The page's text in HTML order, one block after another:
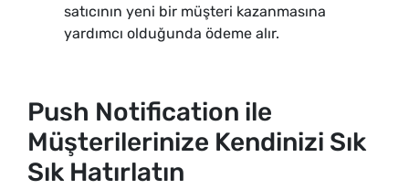
satıcının yeni bir müşteri kazanmasına
yardımcı olduğunda ödeme alır.
Push Notification ile
Müşterilerinize Kendinizi Sık
Sık Hatırlatın